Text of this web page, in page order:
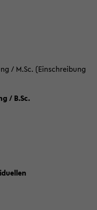
/ M.Sc. (Einschreibung
/ B.Sc.